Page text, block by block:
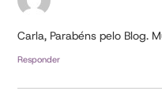
Carla, Parabéns pelo Blog.
Responder